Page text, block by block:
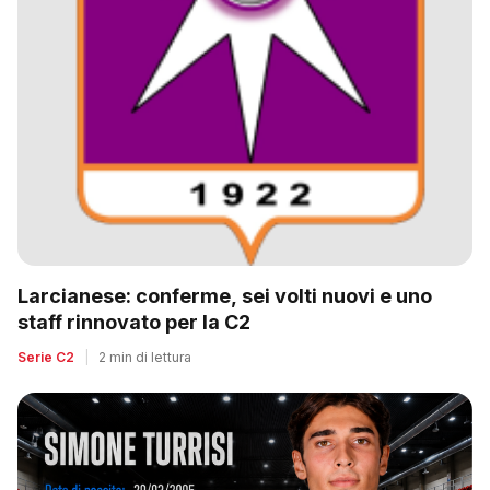
Larcianese: conferme, sei volti nuovi e uno
staff rinnovato per la C2
Serie C2 2 min di lettura